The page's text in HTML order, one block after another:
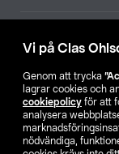
Vi på Clas
Genom att trycka
lagrar cookies och
cookiepolicy för att
analysera
nödvändiga,